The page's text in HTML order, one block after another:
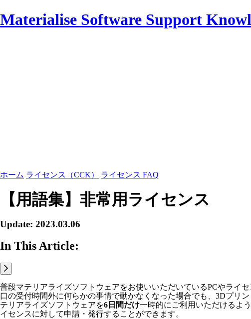
Materialise Software Support
ホーム ライセンス（CCK） ライセンス FAQ
【用語集】非常用ライセンス
Update: 2023.03.06
In This Article:
普段マテリアライズソフトウェアをお使いいただいているPCやライ
口の受付時間外に何らかの事情で動かなくなった場合でも、3Dプリ
テリアライズソフトウェアを6日間だけ一時的にご利用いただけるよ
イセンスに対して申請・発行することができます。